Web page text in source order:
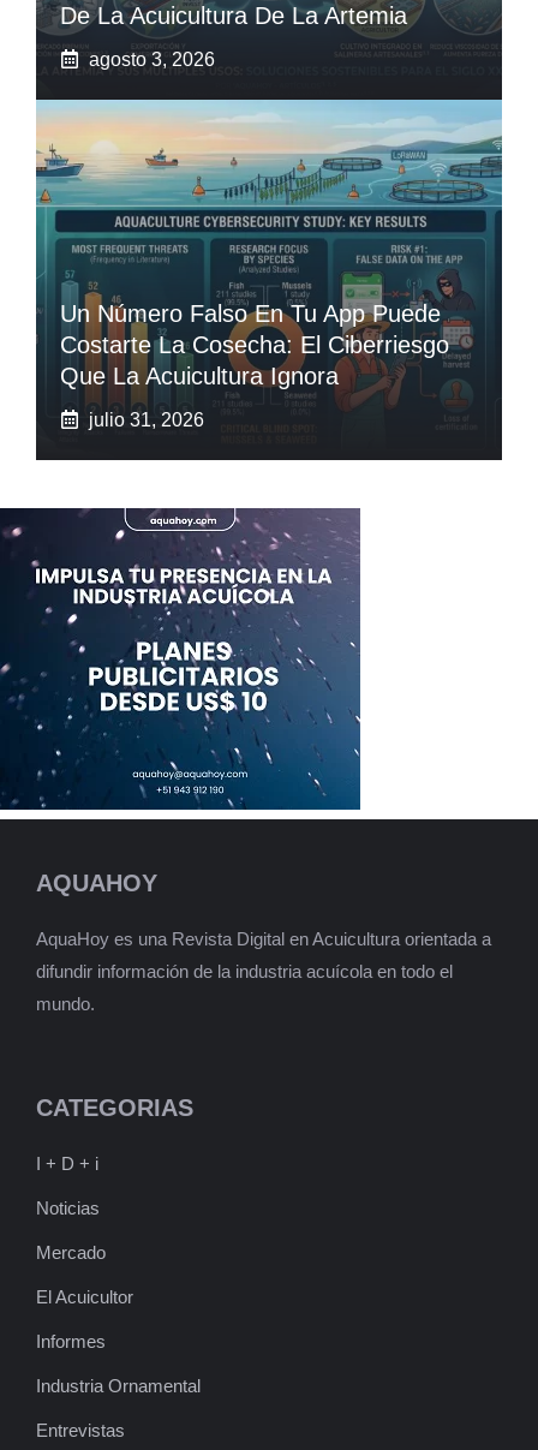
De La Acuicultura De La Artemia
agosto 3, 2026
Un Número Falso En Tu App Puede
Costarte La Cosecha: El Ciberriesgo
Que La Acuicultura Ignora
julio 31, 2026
AQUAHOY
AquaHoy es una Revista Digital en Acuicultura orientada a
difundir información de la industria acuícola en todo el
mundo.
CATEGORIAS
I + D + i
Noticias
Mercado
El Acuicultor
Informes
Industria Ornamental
Entrevistas